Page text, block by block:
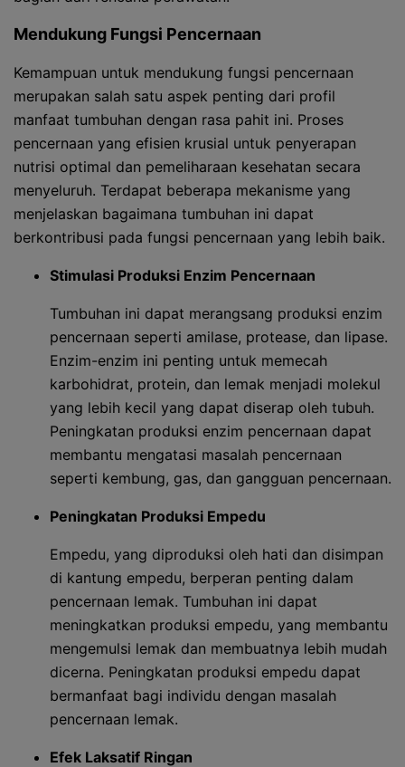
Mendukung Fungsi Pencernaan
Kemampuan untuk mendukung fungsi pencernaan
merupakan salah satu aspek penting dari profil
manfaat tumbuhan dengan rasa pahit ini. Proses
pencernaan yang efisien krusial untuk penyerapan
nutrisi optimal dan pemeliharaan kesehatan secara
menyeluruh. Terdapat beberapa mekanisme yang
menjelaskan bagaimana tumbuhan ini dapat
berkontribusi pada fungsi pencernaan yang lebih baik.
Stimulasi Produksi Enzim Pencernaan
Tumbuhan ini dapat merangsang produksi enzim
pencernaan seperti amilase, protease, dan lipase.
Enzim-enzim ini penting untuk memecah
karbohidrat, protein, dan lemak menjadi molekul
yang lebih kecil yang dapat diserap oleh tubuh.
Peningkatan produksi enzim pencernaan dapat
membantu mengatasi masalah pencernaan
seperti kembung, gas, dan gangguan pencernaan.
Peningkatan Produksi Empedu
Empedu, yang diproduksi oleh hati dan disimpan
di kantung empedu, berperan penting dalam
pencernaan lemak. Tumbuhan ini dapat
meningkatkan produksi empedu, yang membantu
mengemulsi lemak dan membuatnya lebih mudah
dicerna. Peningkatan produksi empedu dapat
bermanfaat bagi individu dengan masalah
pencernaan lemak.
Efek Laksatif Ringan